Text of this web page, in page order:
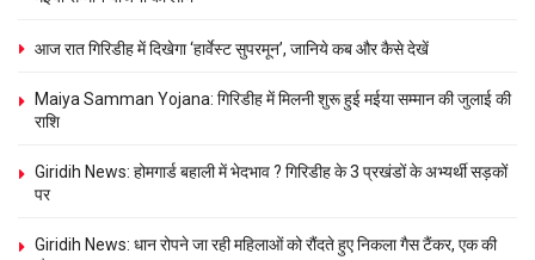
आज रात गिरिडीह में दिखेगा ‘हार्वेस्ट सुपरमून’, जानिये कब और कैसे देखें
Maiya Samman Yojana: गिरिडीह में मिलनी शुरू हुई मईया सम्मान की जुलाई की
राशि
Giridih News: होमगार्ड बहाली में भेदभाव ? गिरिडीह के 3 प्रखंडों के अभ्यर्थी सड़कों
पर
Giridih News: धान रोपने जा रही महिलाओं को रौंदते हुए निकला गैस टैंकर, एक की